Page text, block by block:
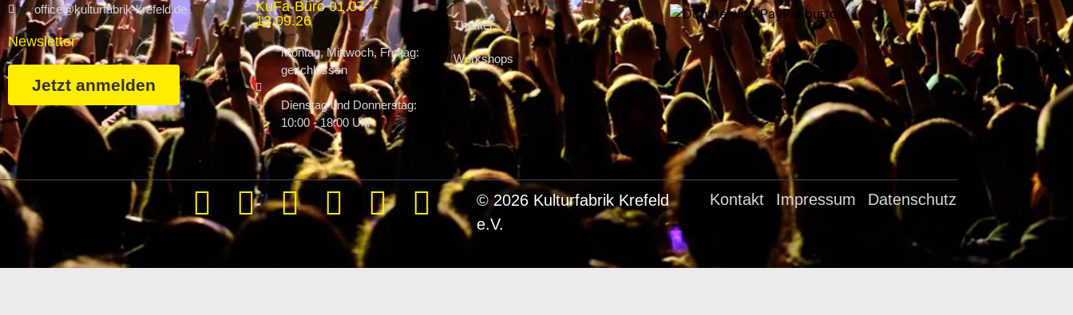
office@kulturfabrik-krefeld.de
Newsletter
Jetzt anmelden
KuFa-Büro 01.07. -
13.09.26
Montag, Mittwoch, Freitag:
geschlossen
Dienstag und Donnerstag:
10:00 - 18:00 Uhr
Theater
Workshops
© 2026 Kulturfabrik Krefeld
e.V.
Kontakt Impressum Datenschutz